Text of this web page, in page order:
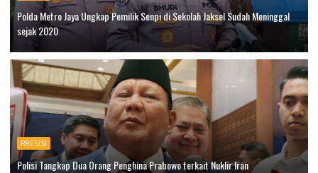
Polda Metro Jaya Ungkap Pemilik Senpi di Sekolah Jaksel Sudah Meninggal
sejak 2020
PRESISI
Polisi Tangkap Dua Orang Penghina Prabowo terkait Nuklir Iran